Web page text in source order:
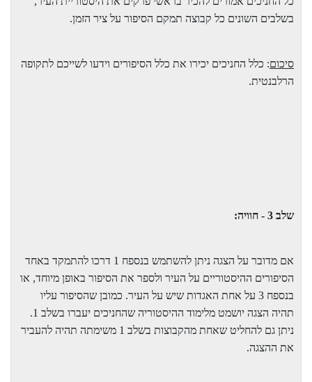
בשלבים השונים כל קבוצה תמקם הסיפור על ציר הזמן.
סיכום: כלל החניכים יכירו את כלל הסיפורים וידעו לשייכם לתקופה
הרלבנטית.
שלב 3 - חוויה:
אם מדובר על הצגה ניתן להשתמש בנספח 1 דרכו להתמקד באחד
הסיפורים ההיסטוריים על העיר ולספר את הסיפור באופן מיוחד, או
בנספח 3 על אחת האגדות שיש על העיר. כמובן שהסיפור עליו
תהיה הצגה יושמט מלימוד ההיסטוריה שהחניכים יעברו בשלב 1.
ניתן גם להחליט שאחת מהקבוצות בשלב 1 משימתה תהיה להעביר
את ההצגה.